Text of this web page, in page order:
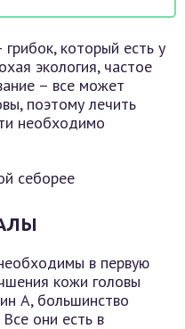
грибок, который есть у
экология, частое
– все может
поэтому лечить
необходимо
в первую
кожи головы
А, большинство
Все они есть в